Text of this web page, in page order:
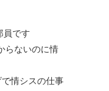
員です
らないのに情
で情シスの仕事